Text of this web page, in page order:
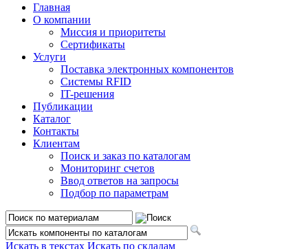
Главная
О компании
Миссия и приоритеты
Сертификаты
Услуги
Поставка электронных компонентов
Cистемы RFID
IT-решения
Публикации
Каталог
Контакты
Клиентам
Поиск и заказ по каталогам
Мониторинг счетов
Ввод ответов на запросы
Подбор по параметрам
Искать в текстах Искать по складам